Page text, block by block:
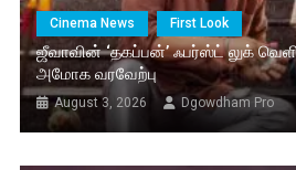
Cinema News First Look
ஜீவாவின் ‘தகப்பன்’ ஃபர்ஸ்ட் லுக்
அமோக வரவேற்பு
August 3, 2026 Dgowdham Pro